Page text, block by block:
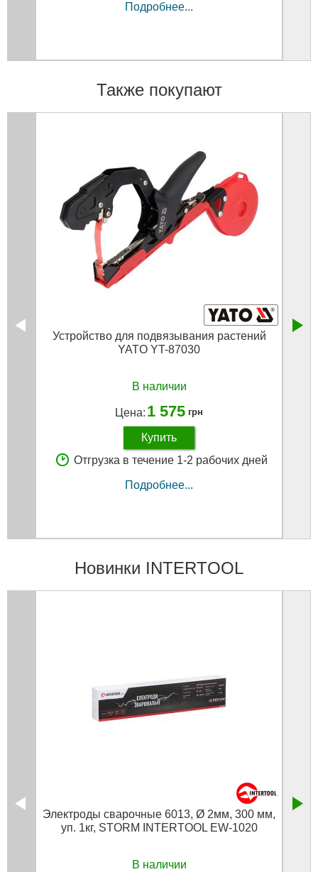
Подробнее...
Также покупают
Устройство для подвязывания растений
YATO YT-87030
В наличии
Цена: 1 575 грн
Купить
Отгрузка в течение 1-2 рабочих дней
Подробнее...
Новинки INTERTOOL
Электроды сварочные 6013, Ø 2мм, 300 мм,
уп. 1кг, STORM INTERTOOL EW-1020
В наличии